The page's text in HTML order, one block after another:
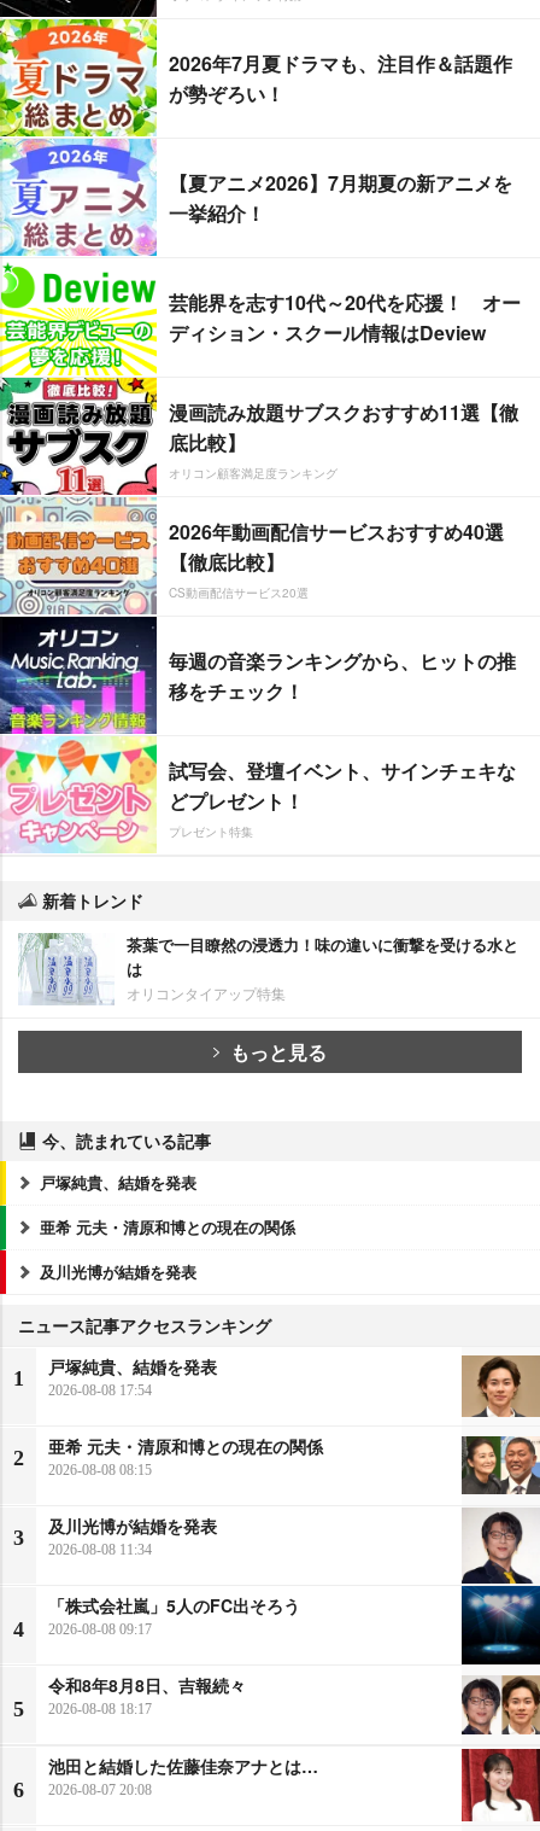
2026年7月夏ドラマも、注目作＆話題作
が勢ぞろい！
【夏アニメ2026】7月期夏の新アニメを
一挙紹介！
芸能界を志す10代～20代を応援！ オー
ディション・スクール情報はDeview
漫画読み放題サブスクおすすめ11選【徹
底比較】
オリコン顧客満足度ランキング
2026年動画配信サービスおすすめ40選
【徹底比較】
CS動画配信サービス20選
毎週の音楽ランキングから、ヒットの推
移をチェック！
試写会、登壇イベント、サインチェキな
どプレゼント！
プレゼント特集
新着トレンド
茶葉で一目瞭然の浸透力！味の違いに衝撃を受ける水と
は
オリコンタイアップ特集
もっと見る
今、読まれている記事
戸塚純貴、結婚を発表
亜希 元夫・清原和博との現在の関係
及川光博が結婚を発表
ニュース記事アクセスランキング
1
戸塚純貴、結婚を発表
2026-08-08 17:54
2
亜希 元夫・清原和博との現在の関係
2026-08-08 08:15
3
及川光博が結婚を発表
2026-08-08 11:34
4
「株式会社嵐」5人のFC出そろう
2026-08-08 09:17
5
令和8年8月8日、吉報続々
2026-08-08 18:17
6
池田と結婚した佐藤佳奈アナとは…
2026-08-07 20:08